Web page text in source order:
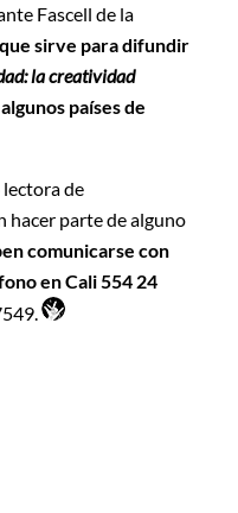
Fascell de la
que sirve para difundir
la creatividad
algunos países de
lectora de
hacer parte de alguno
comunicarse con
en Cali 554 24